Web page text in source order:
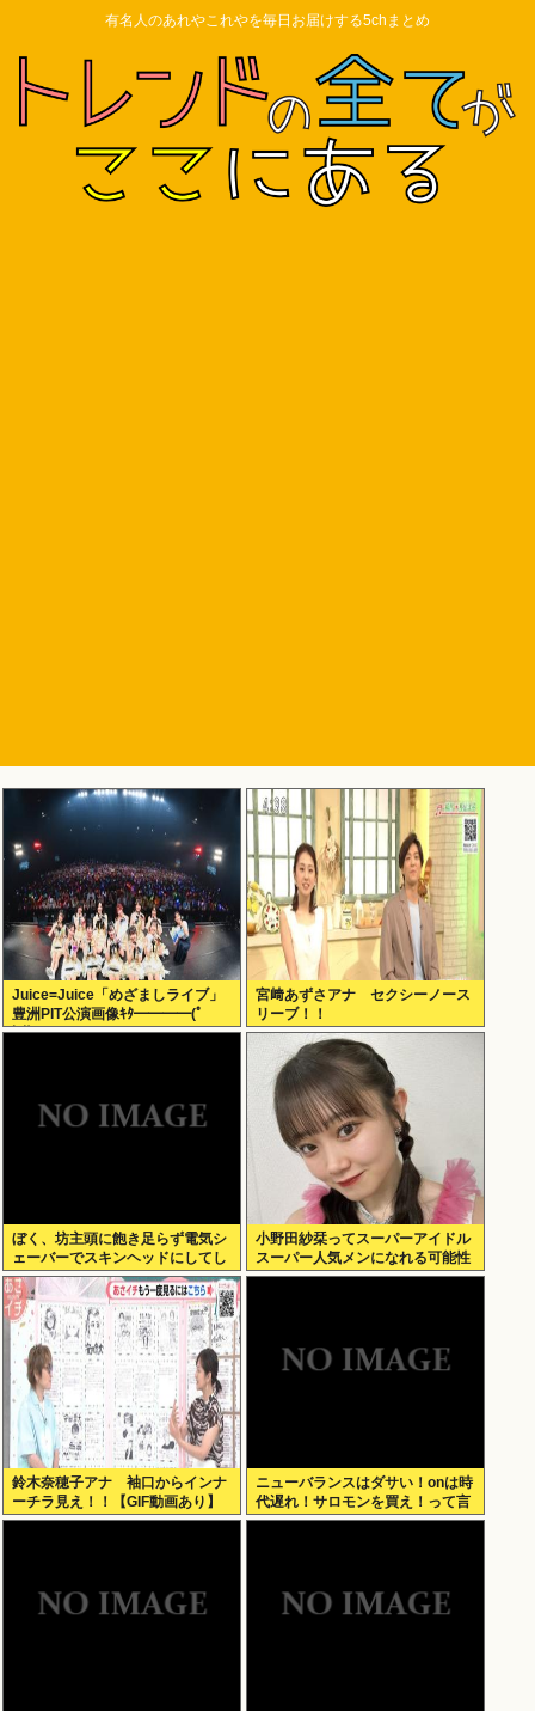
有名人のあれやこれやを毎日お届けする5chまとめ
Juice=Juice「めざましライブ」
豊洲PIT公演画像ｷﾀ━━━━(ﾟ
∀ﾟ)━━━━!!
宮﨑あずさアナ セクシーノース
リーブ！！
ぼく、坊主頭に飽き足らず電気シ
ェーバーでスキンヘッドにしてし
まう
小野田紗栞ってスーパーアイドル
スーパー人気メンになれる可能性
あったよな？
鈴木奈穂子アナ 袖口からインナ
ーチラ見え！！【GIF動画あり】
ニューバランスはダサい！onは時
代遅れ！サロモンを買え！って言
われたから買ったんやが